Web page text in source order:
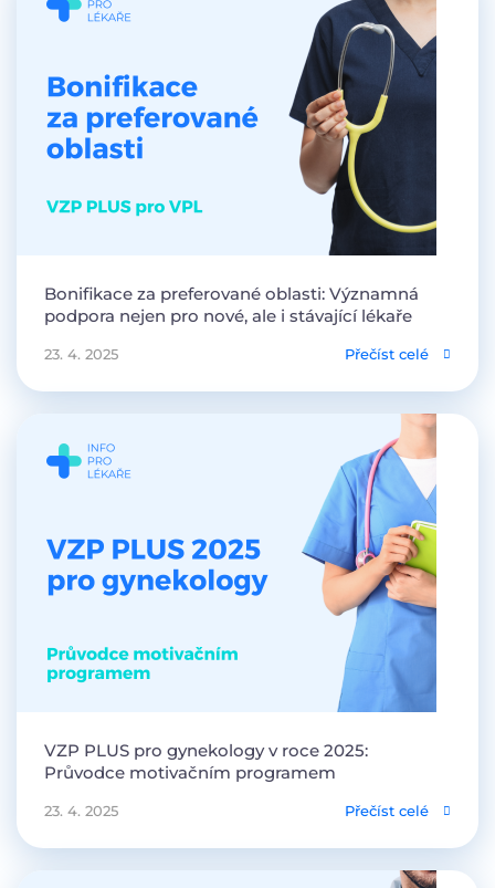
Bonifikace za preferované oblasti: Významná
podpora nejen pro nové, ale i stávající lékaře
23. 4. 2025 Přečíst celé
VZP PLUS pro gynekology v roce 2025:
Průvodce motivačním programem
23. 4. 2025 Přečíst celé